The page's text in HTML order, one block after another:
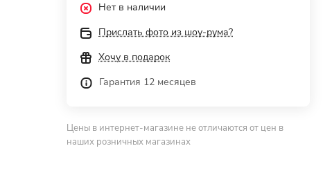
Нет в наличии
Прислать фото из шоу-рума?
Хочу в подарок
Гарантия 12 месяцев
Цены в интернет-магазине не отличаются от цен в
наших розничных магазинах